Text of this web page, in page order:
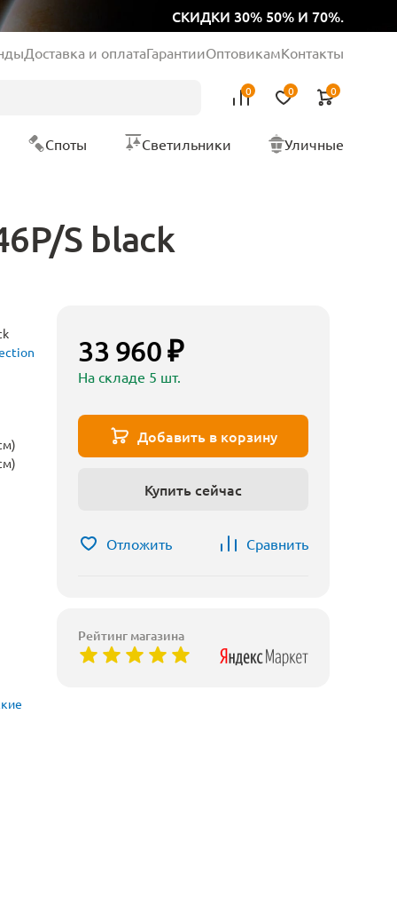
СКИДКИ 30% 50% И 70%.
Доставка и оплатаГарантииОптовикамКонтакты
0 0 0
Споты Светильники Уличные
S black
33 960 ₽
На складе 5 шт.
Добавить в корзину
Купить сейчас
Отложить Сравнить
Рейтинг магазина